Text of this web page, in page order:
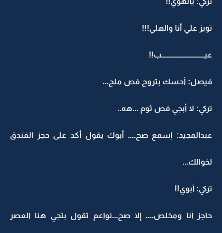
تويز علي أنا والهلي!!!
عيـــــــــــــــــــــــــــــب!!
فيصل: أحسك بتروح فص ملح...
تركي: لا أبجي فص ثوم ...هه..
عبدالمجيد: إسمع صح.... أبوك يقول أكد على حجز الفندق
لخوالك...
تركي: أبوي!!
حاجز أنا ومخلص.... إلا صح...نواعم تقول بتجي هنا العصر